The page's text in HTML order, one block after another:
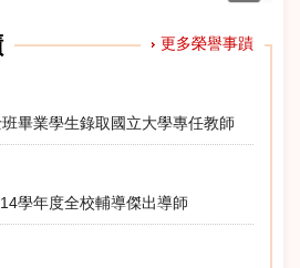
更多榮譽事蹟
畢業學生錄取國立大學專任教師
學年度全校輔導傑出導師